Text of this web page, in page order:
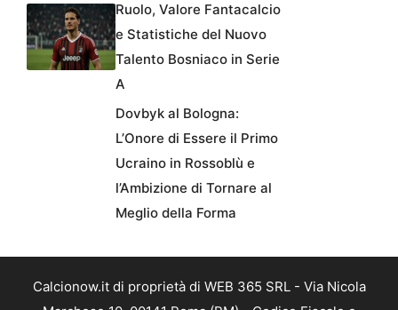
Ruolo, Valore Fantacalcio
e Statistiche del Nuovo
Talento Bosniaco in Serie
A
Dovbyk al Bologna:
L’Onore di Essere il Primo
Ucraino in Rossoblù e
l’Ambizione di Tornare al
Meglio della Forma
Calcionow.it di proprietà di WEB 365 SRL - Via Nicola